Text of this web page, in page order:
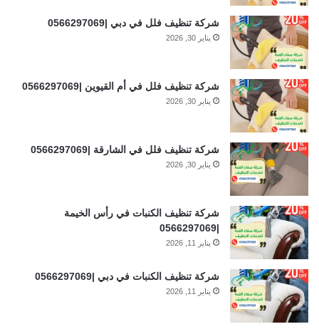
شركة تنظيف فلل في دبي |0566297069
يناير 30, 2026
شركة تنظيف فلل في أم القيوين |0566297069
يناير 30, 2026
شركة تنظيف فلل في الشارقة |0566297069
يناير 30, 2026
شركة تنظيف الكنبات في رأس الخيمة
|0566297069
يناير 11, 2026
شركة تنظيف الكنبات في دبي |0566297069
يناير 11, 2026